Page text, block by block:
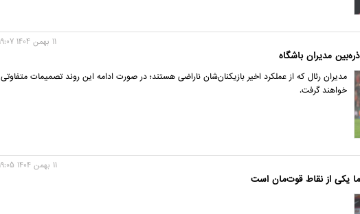
مدیران باشگاه
11 بهمن 1404 19:07
مدیران رئال که از عملکرد اخیر بازیکنان‌شان ناراضی هستند؛ در صورت ادامه این روند تصمیمات متفاوتی
خواهند گرفت.
یکی از نقاط قوت‌مان است
11 بهمن 1404 19:05